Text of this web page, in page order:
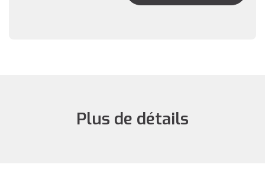
Plus de détails